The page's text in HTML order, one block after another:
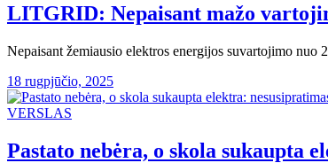
LITGRID: Nepaisant mažo
Nepaisant žemiausio elektros energijos suvartojimo
18 rugpjūčio, 2025
VERSLAS
Pastato nebėra, o skola sukaupta